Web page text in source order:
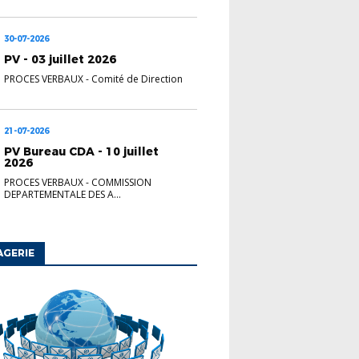
30-07-2026
PV - 03 juillet 2026
PROCES VERBAUX- Comité de Direction
21-07-2026
PV Bureau CDA - 10 juillet
2026
PROCES VERBAUX- COMMISSION
DEPARTEMENTALE DES A...